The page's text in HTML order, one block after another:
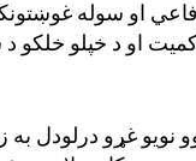
او سوله
او د خپلو خلکو د
نویو غړو درلودل به